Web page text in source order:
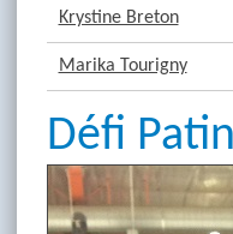
Krystine Breton
Marika Tourigny
Défi